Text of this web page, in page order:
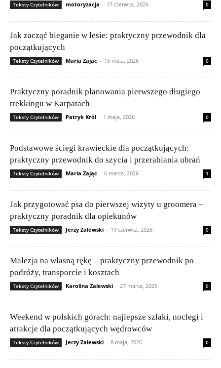
Teksty Czytelników motoryzacja - 17 czerwca, 2026 0
Jak zacząć bieganie w lesie: praktyczny przewodnik dla
początkujących
Teksty Czytelników Maria Zając - 15 maja, 2026 0
Praktyczny poradnik planowania pierwszego długiego
trekkingu w Karpatach
Teksty Czytelników Patryk Król - 1 maja, 2026 0
Podstawowe ściegi krawieckie dla początkujących:
praktyczny przewodnik do szycia i przerabiania ubrań
Teksty Czytelników Maria Zając - 6 marca, 2026 1
Jak przygotować psa do pierwszej wizyty u groomera –
praktyczny poradnik dla opiekunów
Teksty Czytelników Jerzy Zalewski - 19 czerwca, 2026 0
Malezja na własną rękę – praktyczny przewodnik po
podróży, transporcie i kosztach
Teksty Czytelników Karolina Zalewski - 27 marca, 2026 0
Weekend w polskich górach: najlepsze szlaki, noclegi i
atrakcje dla początkujących wędrowców
Teksty Czytelników Jerzy Zalewski - 8 maja, 2026 0